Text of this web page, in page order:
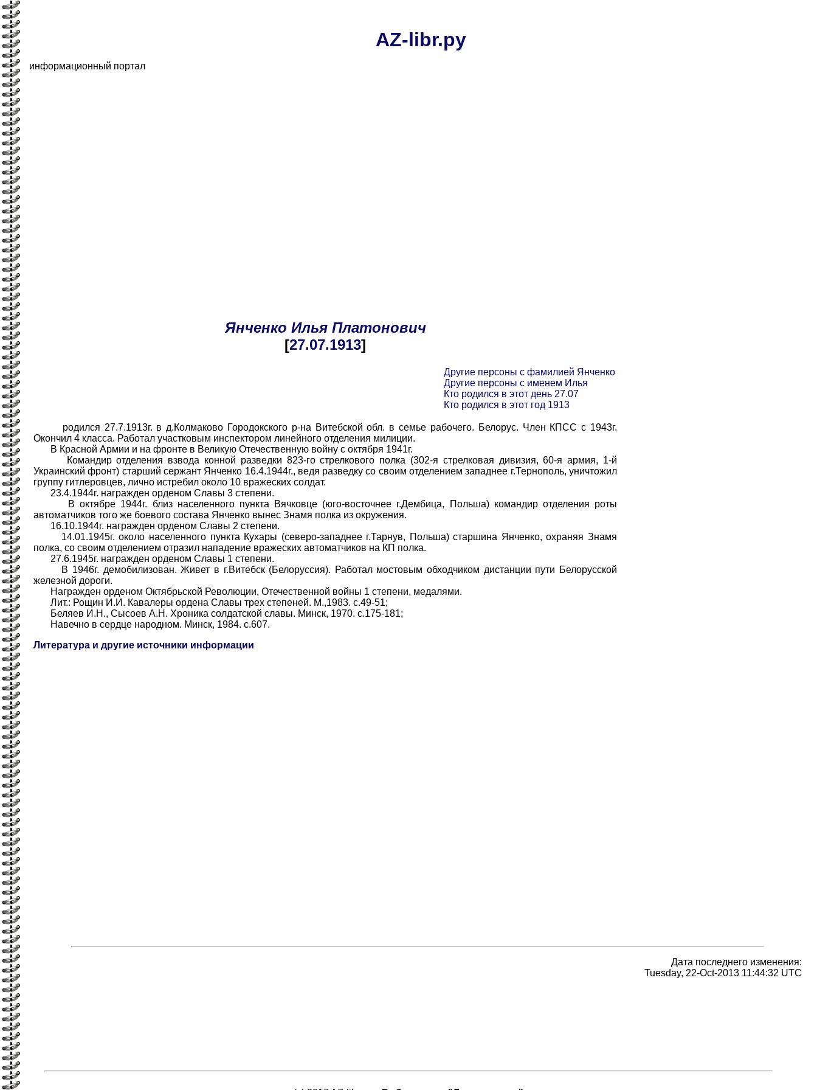
AZ-libr.ру
информационный портал
Янченко Илья Платонович
[27.07.1913]
Другие персоны с фамилией Янченко
Другие персоны с именем Илья
Кто родился в этот день 27.07
Кто родился в этот год 1913
родился 27.7.1913г. в д.Колмаково Городокского р-на Витебской обл. в семье рабочего. Белорус. Член КПСС с 1943г.
Окончил 4 класса. Работал участковым инспектором линейного отделения милиции.
В Красной Армии и на фронте в Великую Отечественную войну с октября 1941г.
Командир отделения взвода конной разведки 823-го стрелкового полка (302-я стрелковая дивизия, 60-я армия, 1-й
Украинский фронт) старший сержант Янченко 16.4.1944г., ведя разведку со своим отделением западнее г.Тернополь, уничтожил
группу гитлеровцев, лично истребил около 10 вражеских солдат.
23.4.1944г. награжден орденом Славы 3 степени.
В октябре 1944г. близ населенного пункта Вячковце (юго-восточнее г.Дембица, Польша) командир отделения роты
автоматчиков того же боевого состава Янченко вынес Знамя полка из окружения.
16.10.1944г. награжден орденом Славы 2 степени.
14.01.1945г. около населенного пункта Кухары (северо-западнее г.Тарнув, Польша) старшина Янченко, охраняя Знамя
полка, со своим отделением отразил нападение вражеских автоматчиков на КП полка.
27.6.1945г. награжден орденом Славы 1 степени.
В 1946г. демобилизован. Живет в г.Витебск (Белоруссия). Работал мостовым обходчиком дистанции пути Белорусской
железной дороги.
Награжден орденом Октябрьской Революции, Отечественной войны 1 степени, медалями.
Лит.: Рощин И.И. Кавалеры ордена Славы трех степеней. М.,1983. с.49-51;
Беляев И.Н., Сысоев А.Н. Хроника солдатской славы. Минск, 1970. с.175-181;
Навечно в сердце народном. Минск, 1984. с.607.
Литература и другие источники информации
Дата последнего изменения:
Tuesday, 22-Oct-2013 11:44:32 UTC